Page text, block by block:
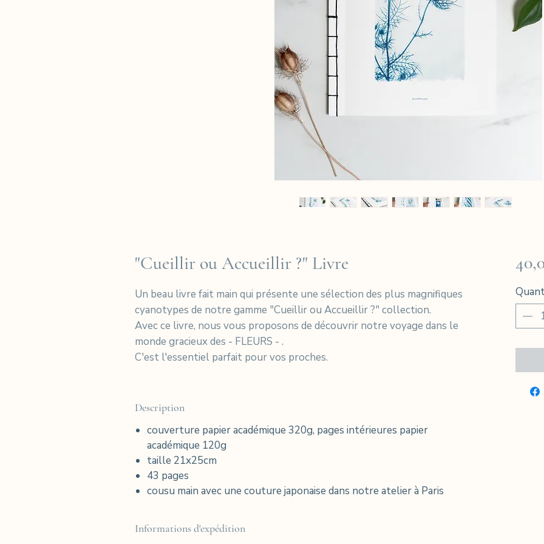
"Cueillir ou Accueillir ?" Livre
Un beau livre fait main qui présente une sélection des plus magnifiques
cyanotypes de notre gamme "Cueillir ou Accueillir ?" collection.
Avec ce livre, nous vous proposons de découvrir notre voyage dans le
monde gracieux des - FLEURS - .
C'est l'essentiel parfait pour vos proches.
Description
couverture papier académique 320g, pages intérieures papier
académique 120g
taille 21x25cm
43 pages
cousu main avec une couture japonaise dans notre atelier à Paris
Informations d'expédition